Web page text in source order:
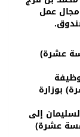
عمل
عشرة)
بوزارة
إلى
عشرة)